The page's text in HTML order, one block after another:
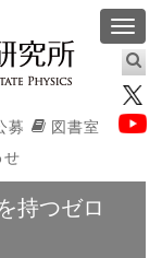
募
図書室
せ
持つゼロ